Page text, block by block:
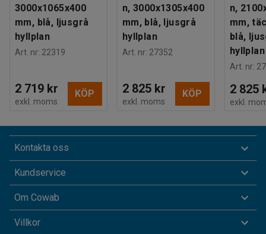
3000x1065x400
mm, blå, ljusgrå
hyllplan
Art. nr: 22319
2 719 kr
exkl. moms
KÖP
n, 3000x1305x400
mm, blå, ljusgrå
hyllplan
Art. nr: 27352
2 825 kr
exkl. moms
KÖP
n,
mm,
blå,
hyllplan
Art. nr:
2 825
exkl.
Kontakta oss
Kundservice
Om Cowab
Villkor